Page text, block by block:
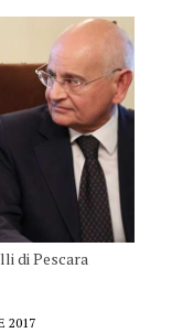
di Pescara
2017